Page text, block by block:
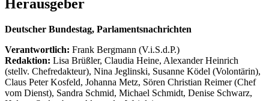
Herausgeber
Deutscher Bundestag, Parlamentsnachrichten
Verantwortlich: Frank Bergmann (V.i.S.d.P.)
Redaktion: Lisa Brüßler, Claudia Heine, Alexander Heinrich
(stellv. Chefredakteur), Nina Jeglinski, Susanne Ködel (Volontärin),
Claus Peter Kosfeld, Johanna Metz, Sören Christian Reimer (Chef
vom Dienst), Sandra Schmid, Michael Schmidt, Denise Schwarz,